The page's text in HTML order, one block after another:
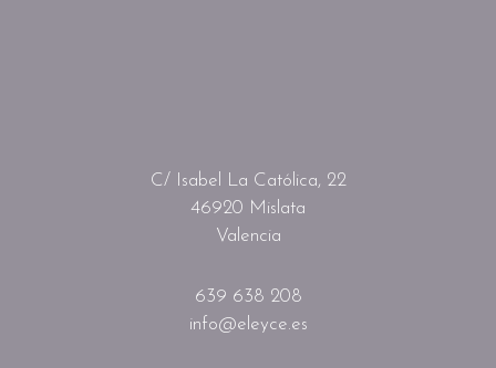
C/ Isabel La Católica, 22
46920 Mislata
Valencia
639 638 208
info@eleyce.es